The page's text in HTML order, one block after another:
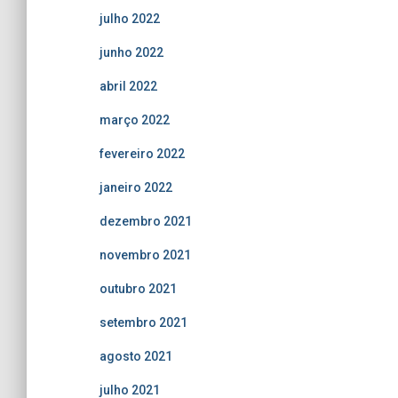
julho 2022
junho 2022
abril 2022
março 2022
fevereiro 2022
janeiro 2022
dezembro 2021
novembro 2021
outubro 2021
setembro 2021
agosto 2021
julho 2021